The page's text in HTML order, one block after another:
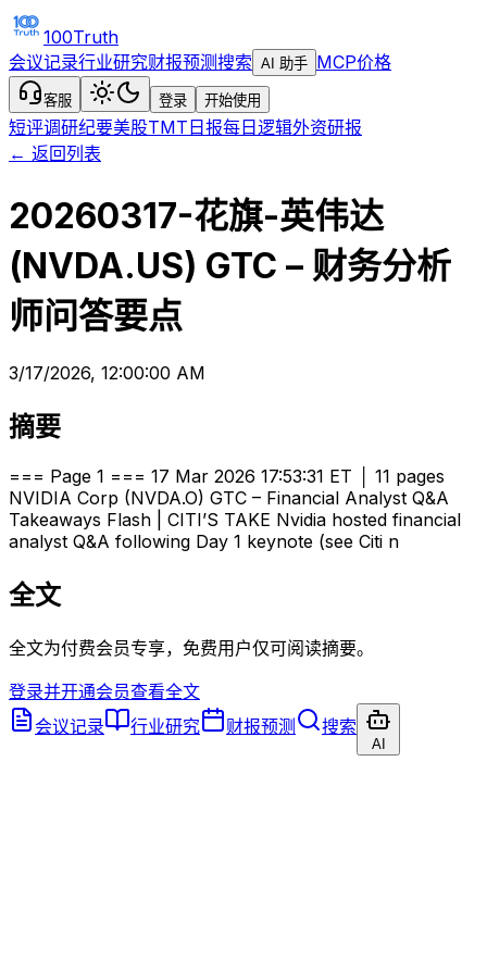
100Truth
会议记录行业研究财报预测搜索 AI 助手 MCP价格
客服 登录 开始使用
短评调研纪要美股TMT日报每日逻辑外资研报
← 返回列表
20260317-花旗-英伟达
(NVDA.US) GTC – 财务分析
师问答要点
3/17/2026, 12:00:00 AM
摘要
=== Page 1 === 17 Mar 2026 17:53:31 ET │ 11 pages
NVIDIA Corp (NVDA.O) GTC – Financial Analyst Q&A
Takeaways Flash | CITI’S TAKE Nvidia hosted financial
analyst Q&A following Day 1 keynote (see Citi n
全文
全文为付费会员专享，免费用户仅可阅读摘要。
登录并开通会员查看全文
会议记录
行业研究 财报预测 搜索
AI